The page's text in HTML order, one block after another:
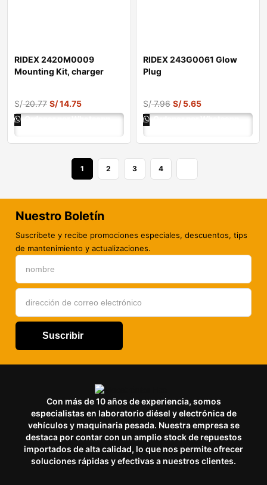
RIDEX 2420M0009
Mounting Kit, charger
S/20.77 S/14.75
Ordenar por Whatsapp
RIDEX 243G0061 Glow
Plug
S/7.96 S/5.65
Ordenar por Whatsapp
1 2 3 4
Nuestro Boletín
Suscríbete y recibe promociones especiales, descuentos, tips
de mantenimiento y actualizaciones.
Suscribir
Con más de 10 años de experiencia, somos
especialistas en laboratorio diésel y electrónica de
vehículos y maquinaria pesada. Nuestra empresa se
destaca por contar con un amplio stock de repuestos
importados de alta calidad, lo que nos permite ofrecer
soluciones rápidas y efectivas a nuestros clientes.